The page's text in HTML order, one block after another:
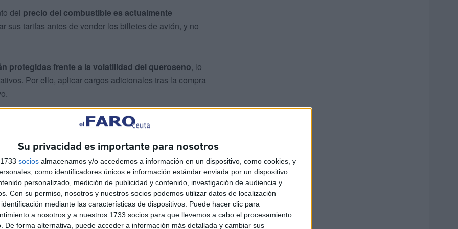
Su privacidad es importante para nosotros
socios almacenamos y/o accedemos a información en un dispositivo, como cookies, y
como identificadores únicos e información estándar enviada por un dispositivo
personalizado, medición de publicidad y contenido, investigación de audiencia y
Con su permiso, nosotros y nuestros socios podemos utilizar datos de localización
mediante las características de dispositivos. Puede hacer clic para
a nosotros y a nuestros 1733 socios para que llevemos a cabo el procesamiento
De forma alternativa, puede acceder a información más detallada y cambiar sus
del precio del combustible es actualmente
sus tarifas antes de vender los billetes de avión, y no
protegidas frente a la volatilidad del queroseno, lo
Por ello, aplicar cargos adicionales tras la compra
el precio del combustible días antes del vuelo. La
14 euros en algunos billetes de avión,